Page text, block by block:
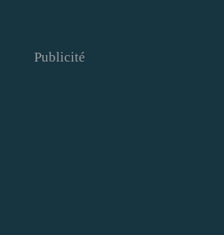
Publicité